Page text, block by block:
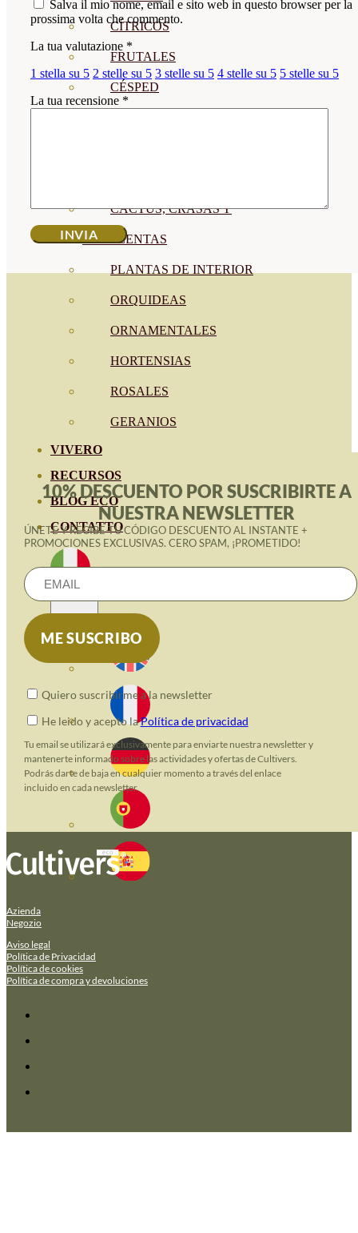
CÍTRICOS
FRUTALES
CÉSPED
CACTUS, CRASAS Y
SUCULENTAS
PLANTAS DE INTERIOR
ORQUIDEAS
ORNAMENTALES
HORTENSIAS
ROSALES
GERANIOS
VIVERO
RECURSOS
BLOG ECO
CONTATTO
Salva il mio nome, email e sito web in questo browser per la
prossima volta che commento.
La tua valutazione *
1 stella su 5 2 stelle su 5 3 stelle su 5 4 stelle su 5 5 stelle su 5
La tua recensione *
10% DESCUENTO POR SUSCRIBIRTE A
NUESTRA NEWSLETTER
ÚNETE Y RECIBE TU CÓDIGO DESCUENTO AL INSTANTE +
PROMOCIONES EXCLUSIVAS. CERO SPAM, ¡PROMETIDO!
Quiero suscribirme a la newsletter
He leido y acepto laPolítica de privacidad
Tu email se utilizará exclusivamente para enviarte nuestra newsletter y
mantenerte informado sobre las actividades y ofertas de Cultivers.
Podrás darte de baja en cualquier momento a través del enlace
incluido en cada newsletter.
Azienda
Negozio
Aviso legal
Política de Privacidad
Política de cookies
Política de compra y devoluciones